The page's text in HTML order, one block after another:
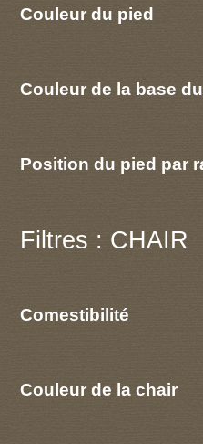
Couleur du pied
Couleur de la base
Position du pied par
Filtres : CHAIR
Comestibilité
Couleur de la chair